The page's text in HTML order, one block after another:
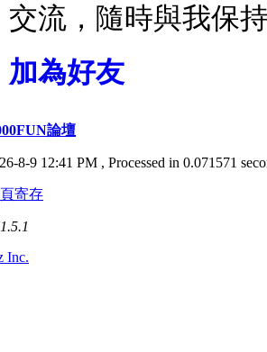
交流，隨時與我保
加為好友
論壇
8-9 12:41 PM , Processed in 0.071571
寄存
Inc.